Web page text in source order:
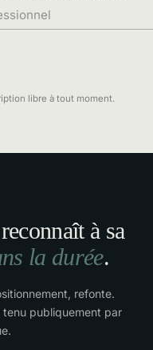
libre à tout moment.
à sa
la durée.
refonte.
publiquement par